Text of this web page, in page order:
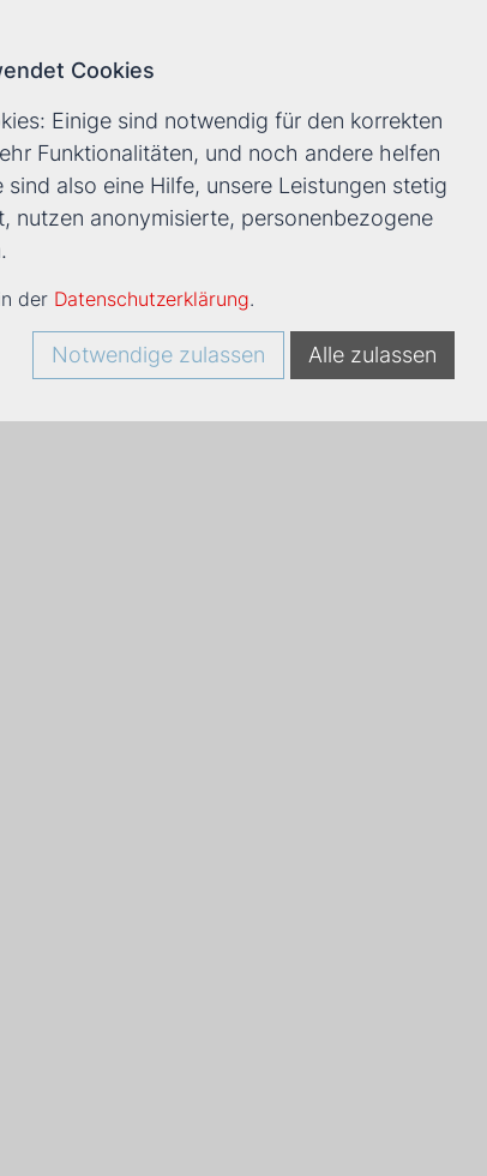
ToolsUnternehmen
Cookies
Einige sind notwendig für den korrekten
Funktionalitäten, und noch andere helfen
also eine Hilfe, unsere Leistungen stetig
nutzen anonymisierte, personenbezogene
der Datenschutzerklärung.
Notwendige zulassen Alle zulassen